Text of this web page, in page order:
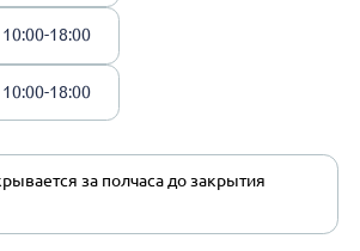
10:00-18:00
10:00-18:00
за полчаса до закрытия